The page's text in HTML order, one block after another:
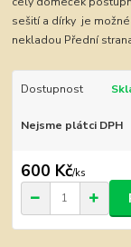
sešití a dírky je
nekladou Přední
Dostupnost
Nejsme plátci DPH
600 Kč/ks